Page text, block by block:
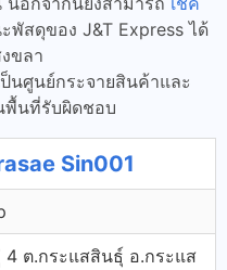
พัสดุของ J&T Express ได้
ขลา
นศูนย์กระจายสินค้าและ
พื้นที่รับผิดชอบ
Sin001
4 ต.กระแสสินธุ์ อ.กระแส